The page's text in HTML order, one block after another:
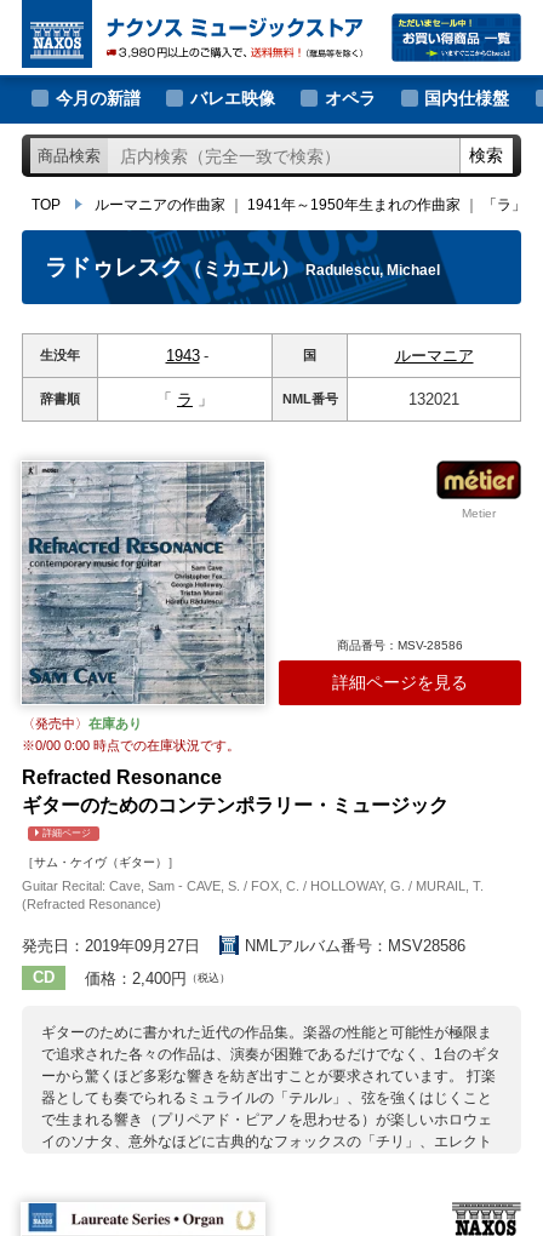
大作曲家の新譜
著名作曲家の新譜
マイナー作曲家の新譜
月別新譜一覧
今月の新譜 バレエ映像 オペラ 国内仕様盤
商品検索 検索
TOP ルーマニアの作曲家 1941年～1950年生まれの作曲家 「ラ」
TOP ルーマニアの作曲家｜1941年～1950年生まれの作曲家｜「ラ」で
ラドゥレスク（ミカエル） Radulescu, Michael
生没年 1943 - 国 ルーマニア
辞書順 「 ラ 」 NML番号 132021
Metier
商品番号：MSV-28586
詳細ページを見る
〈発売中〉 在庫あり
※0/00 0:00時点での在庫状況です。
Refracted Resonance
ギターのためのコンテンポラリー・ミュージック
詳細ページ
［サム・ケイヴ（ギター）］
Guitar Recital: Cave, Sam - CAVE, S. / FOX, C. / HOLLOWAY, G. / MURAIL, T.
(Refracted Resonance)
発売日：2019年09月27日
NMLアルバム番号：MSV28586
CD
価格：2,400円 （税込）
ギターのために書かれた近代の作品集。楽器の性能と可能性が極限ま
で追求された各々の作品は、演奏が困難であるだけでなく、1台のギタ
ーから驚くほど多彩な響きを紡ぎ出すことが要求されています。 打楽
器としても奏でられるミュライルの「テルル」、弦を強くはじくこと
で生まれる響き（プリペアド・ピアノを思わせる）が楽しいホロウェ
イのソナタ、意外なほどに古典的なフォックスの「チリ」、エレクト
収録作曲家：